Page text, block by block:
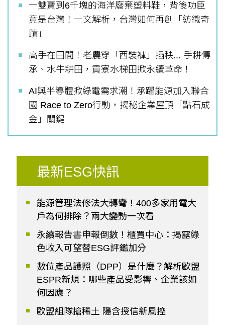
一雙賣到6千塊的海洋廢棄塑料鞋，背後功臣
竟是台灣！一文解析，台灣如何再創「紡織奇
蹟」
高手在田間！老農穿「西裝褲」插秧... 手耕傳
承、水牛耕田，貢寮水梯田掀永續革命！
AI與半導體掀綠電需求潮！承躍能源加入聯合
國 Race to Zero行動，揭秘企業屋頂「點石成
金」關鍵
最新ESG快訊
能源管理法修法大轉彎！400多家用電大
戶為何排除？兩大變動一次看
永續報告書申報倒數！櫃買中心：揭露綠
色收入可望替ESG評鑑加分
數位產品護照（DPP）是什麼？解析歐盟
ESPR新規：哪些產品受影響、企業該如
何因應？
歐盟組隊搶稀土 隱含授信新風控